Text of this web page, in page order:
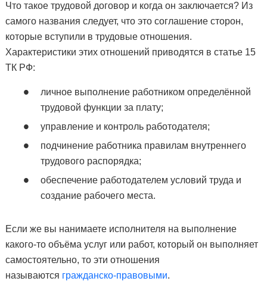
Что такое трудовой договор и когда он заключается? Из
самого названия следует, что это соглашение сторон,
которые вступили в трудовые отношения.
Характеристики этих отношений приводятся в статье 15
ТК РФ:
личное выполнение работником определённой
трудовой функции за плату;
управление и контроль работодателя;
подчинение работника правилам внутреннего
трудового распорядка;
обеспечение работодателем условий труда и
создание рабочего места.
Если же вы нанимаете исполнителя на выполнение
какого-то объёма услуг или работ, который он выполняет
самостоятельно, то эти отношения
называются гражданско-правовыми.